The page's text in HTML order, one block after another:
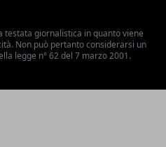
testata giornalistica in quanto viene
Non può pertanto considerarsi un
legge n° 62 del 7 marzo 2001.